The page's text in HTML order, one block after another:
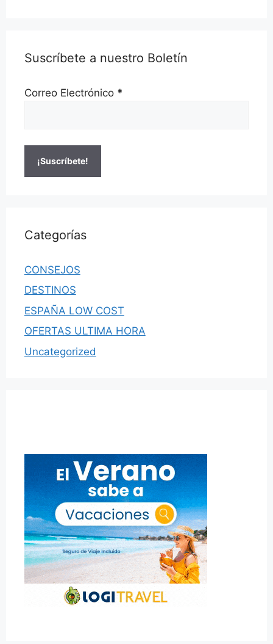
Suscríbete a nuestro Boletín
Correo Electrónico *
Categorías
CONSEJOS
DESTINOS
ESPAÑA LOW COST
OFERTAS ULTIMA HORA
Uncategorized